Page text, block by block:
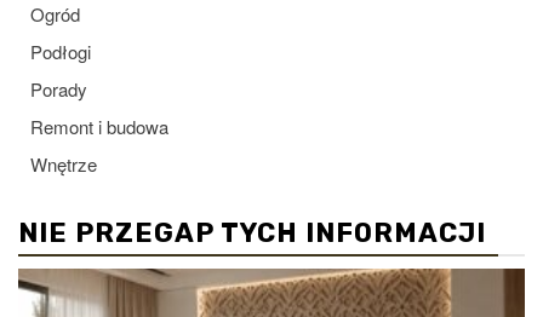
Ogród
Podłogi
Porady
Remont i budowa
Wnętrze
NIE PRZEGAP TYCH INFORMACJI